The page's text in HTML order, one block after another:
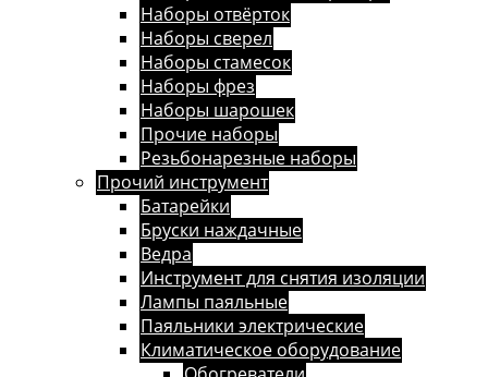
Наборы отвёрток
Наборы сверел
Наборы стамесок
Наборы фрез
Наборы шарошек
Прочие наборы
Резьбонарезные наборы
Прочий инструмент
Батарейки
Бруски наждачные
Ведра
Инструмент для снятия изоляции
Лампы паяльные
Паяльники электрические
Климатическое оборудование